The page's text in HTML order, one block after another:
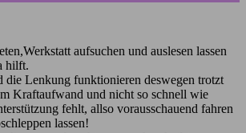
aufsuchen und auslesen lassen
hilft.
die Lenkung funktionieren deswegen trotzt
Kraftaufwand und nicht so schnell wie
fehlt, allso vorausschauend fahren
lassen!